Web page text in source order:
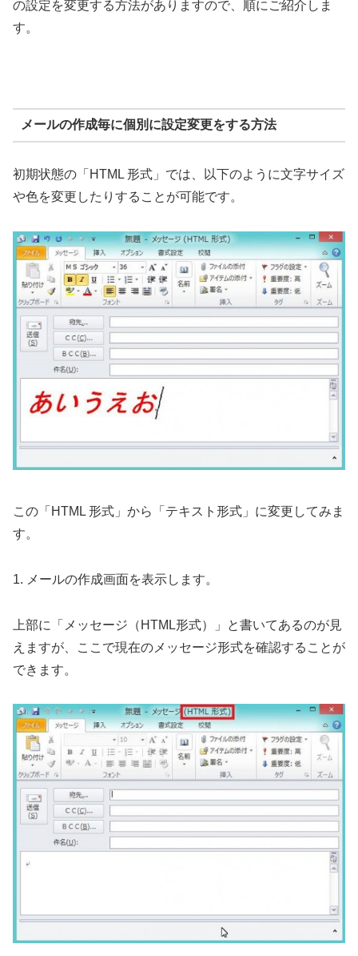
の設定を変更する方法がありますので、順にご紹介しま
す。
メールの作成毎に個別に設定変更をする方法
初期状態の「HTML 形式」では、以下のように文字サイズ
や色を変更したりすることが可能です。
この「HTML 形式」から「テキスト形式」に変更してみま
す。
1. メールの作成画面を表示します。
上部に「メッセージ（HTML形式）」と書いてあるのが見
えますが、ここで現在のメッセージ形式を確認することが
できます。